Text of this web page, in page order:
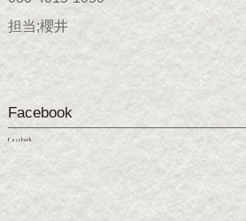
担当;櫻井
Facebook
Facebook